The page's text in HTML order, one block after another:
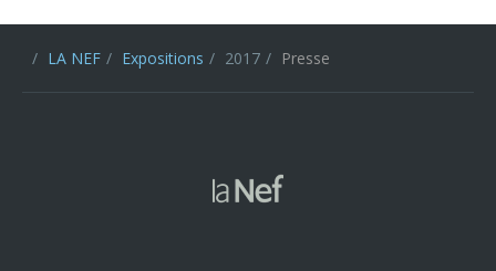
LA NEF Expositions 2017 Presse